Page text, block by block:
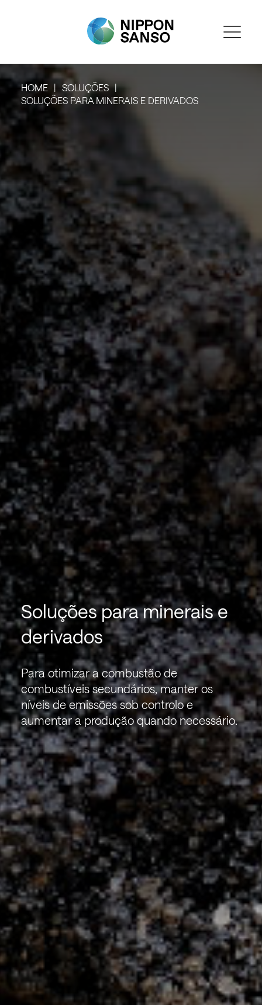
HOME
SOLUÇÕES
SOLUÇÕES PARA MINERAIS E DERIVADOS
Soluções para minerais e
derivados
Para otimizar a combustão de
combustíveis secundários, manter os
níveis de emissões sob controlo e
aumentar a produção quando necessário.